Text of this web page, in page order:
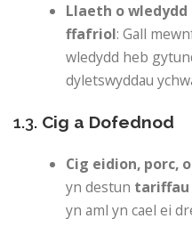
Llaeth o
ffafriol: Gall
wledydd heb
dyletswyddau
1.3. Cig a Dofednod
Cig eidion, porc,
yn destun tariffau
yn aml yn cael ei